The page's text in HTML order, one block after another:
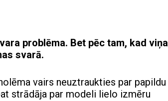
problēma. Bet pēc tam, kad viņa
svarā.
vairs neuztraukties par papildu
strādāja par modeli lielo izmēru